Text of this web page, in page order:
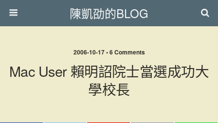
陳凱劭的BLOG
2006-10-17 • 6 Comments
Mac User 賴明詔院士當選成功大
學校長